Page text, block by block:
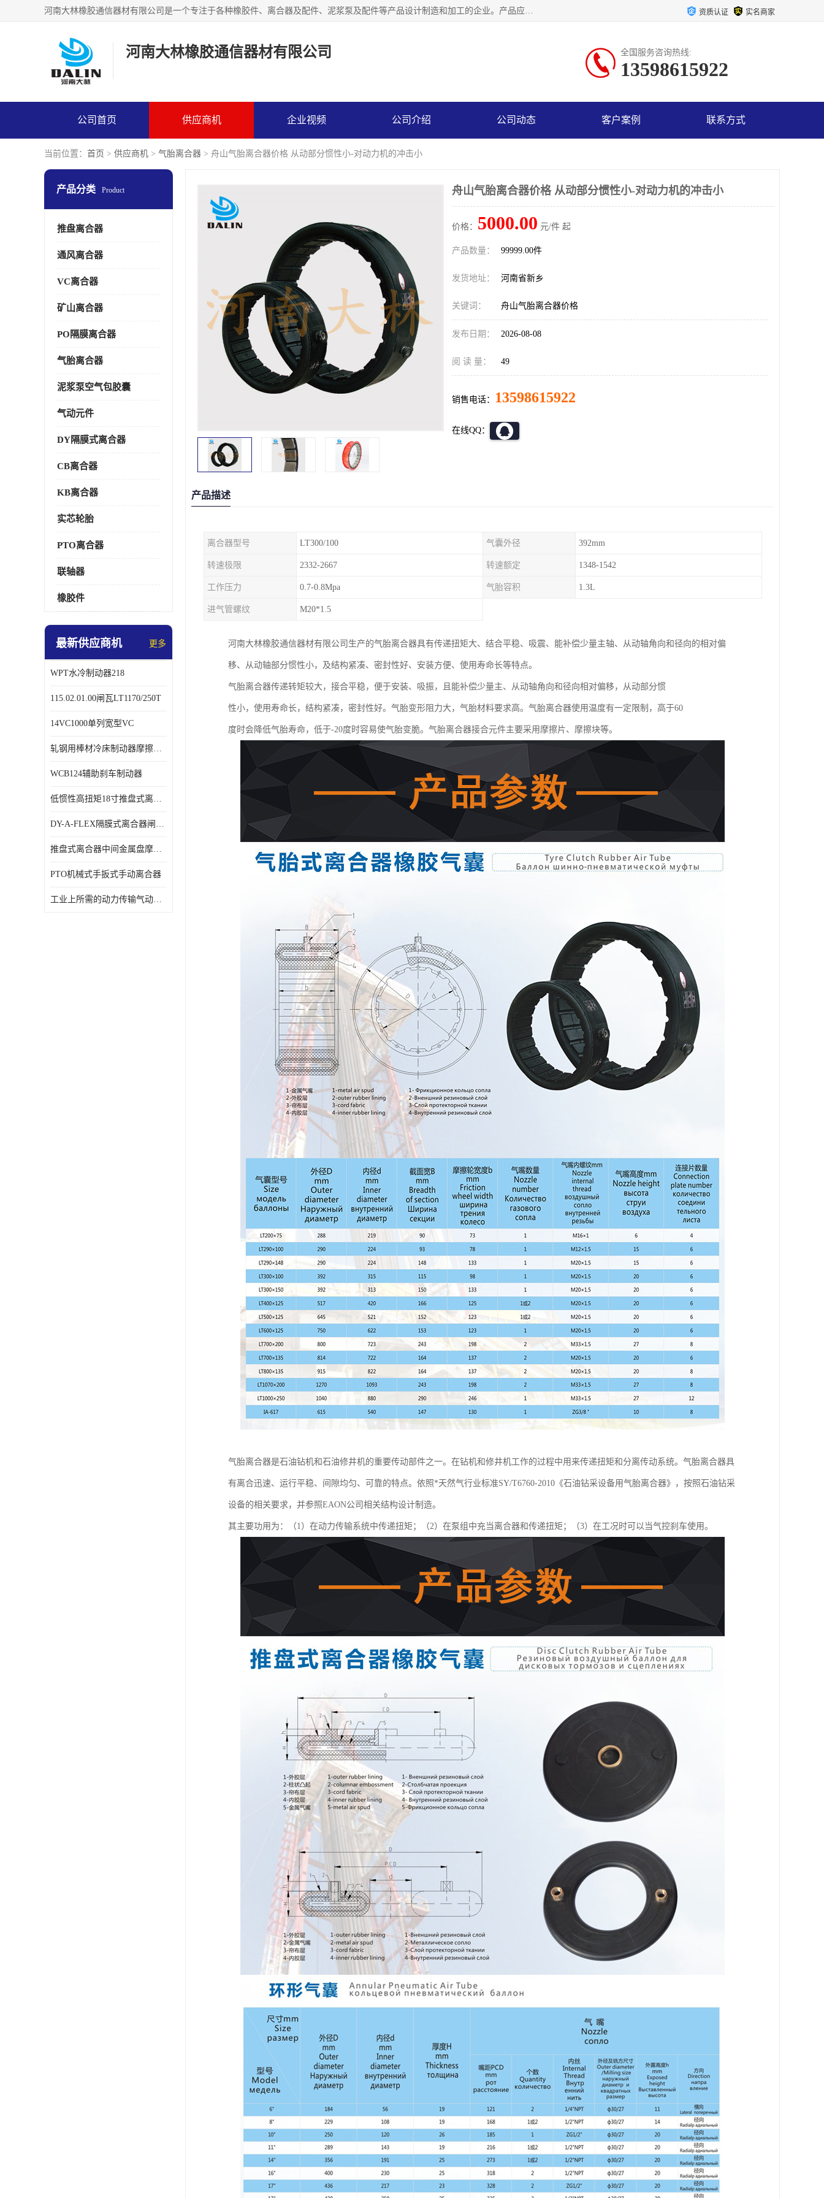
河南大林橡胶通信器材有限公司是一个专注于各种橡胶件、离合器及配件、泥浆泵及配件等产品设计制造和加工的企业。产品应用于矿山、冶金、石油、钢铁、化工、水泥、船舶、造纸、通用机械等各种大功率机械传动或制动装置。 资质认证 实名商家
河南大林橡胶通信器材有限公司 全国服务咨询热线:
13598615922
公司首页 供应商机 企业视频 公司介绍 公司动态 客户案例 联系方式
当前位置： 首页 > 供应商机 > 气胎离合器 > 舟山气胎离合器价格 从动部分惯性小-对动力机的冲击小
产品分类 Product
推盘离合器
通风离合器
VC离合器
矿山离合器
PO隔膜离合器
气胎离合器
泥浆泵空气包胶囊
气动元件
DY隔膜式离合器
CB离合器
KB离合器
实芯轮胎
PTO离合器
联轴器
橡胶件
最新供应商机 更多
WPT水冷制动器218
115.02.01.00闸瓦LT1170/250T
14VC1000单列宽型VC
轧钢用棒材冷床制动器摩擦片218
WCB124辅助刹车制动器
低惯性高扭矩18寸推盘式离合器中心盘齿盘W18-11-101
DY-A-FLEX隔膜式离合器闸瓦总成7015125A
推盘式离合器中间金属盘摩擦盘18寸
PTO机械式手扳式手动离合器
工业上所需的动力传输气动离合器WCB424
舟山气胎离合器价格 从动部分惯性小-对动力机的冲击小
价格： 5000.00 元/件 起
产品数量： 99999.00件
发货地址： 河南省新乡
关键词： 舟山气胎离合器价格
发布日期： 2026-08-08
阅 读 量： 49
销售电话： 13598615922
在线QQ：
产品描述
离合器型号 LT300/100 气囊外径 392mm
转速极限 2332-2667 转速额定 1348-1542
工作压力 0.7-0.8Mpa 气胎容积 1.3L
进气管螺纹 M20*1.5
河南大林橡胶通信器材有限公司生产的气胎离合器具有传递扭矩大、结合平稳、吸震、能补偿少量主轴、从动轴角向和径向的相对偏
移、从动轴部分惯性小，及结构紧凑、密封性好、安装方便、使用寿命长等特点。
气胎离合器传递转矩较大，接合平稳，便于安装、吸振，且能补偿少量主、从动轴角向和径向相对偏移，从动部分惯
性小，使用寿命长，结构紧凑，密封性好。气胎变形阻力大，气胎材料要求高。气胎离合器使用温度有一定限制，高于60
度时会降低气胎寿命，低于-20度时容易使气胎变脆。气胎离合器接合元件主要采用摩擦片、摩擦块等。
气胎离合器是石油钻机和石油修井机的重要传动部件之一。在钻机和修井机工作的过程中用来传递扭矩和分离传动系统。气胎离合器具
有离合迅速、运行平稳、间隙均匀、可靠的特点。依照*天然气行业标准SY/T6760-2010《石油钻采设备用气胎离合器》，按照石油钻采
设备的相关要求，并参照EAON公司相关结构设计制造。
其主要功用为：（1）在动力传输系统中传递扭矩；（2）在泵组中充当离合器和传递扭矩；（3）在工况时可以当气控刹车使用。